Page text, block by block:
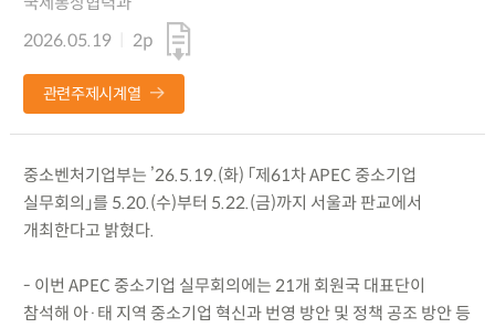
2026.05.19
2p
관련주제시계열
중소벤처기업부는 ’26.5.19.(화) 「제61차 APEC 중소기업
실무회의」를 5.20.(수)부터 5.22.(금)까지 서울과 판교에서
개최한다고 밝혔다.
- 이번 APEC 중소기업 실무회의에는 21개 회원국 대표단이
참석해 아·태 지역 중소기업 혁신과 번영 방안 및 정책 공조 방안 등